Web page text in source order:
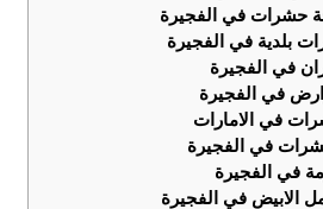
حشرات في الفجيرة
بلدية في الفجيرة
في الفجيرة
في الفجيرة
في الامارات
في الفجيرة
في الفجيرة
الابيض في الفجيرة